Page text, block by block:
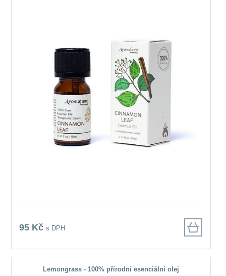
95 Kčs DPH
Lemongrass - 100% přírodní esenciální olej